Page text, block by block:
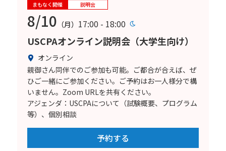
まもなく開催 説明会
8/10 （月） 17:00 - 18:00
USCPAオンライン説明会（大学生向け）
オンライン
親御さん同伴でのご参加も可能。ご都合が合えば、ぜ
ひご一緒にご参加ください。ご予約はお一人様分で構
いません。Zoom URLを共有ください。
アジェンダ：USCPAについて（試験概要、プログラム
等）、個別相談
予約する